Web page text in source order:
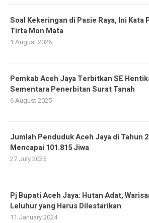
Soal Kekeringan di Pasie Raya, Ini Kata
Tirta Mon Mata
1 August 2026
Pemkab Aceh Jaya Terbitkan SE
Sementara Penerbitan Surat Tanah
6 August 2025
Jumlah Penduduk Aceh Jaya di Tahun
Mencapai 101.815 Jiwa
27 July 2025
Pj Bupati Aceh Jaya: Hutan Adat,
Leluhur yang Harus Dilestarikan
11 January 2024